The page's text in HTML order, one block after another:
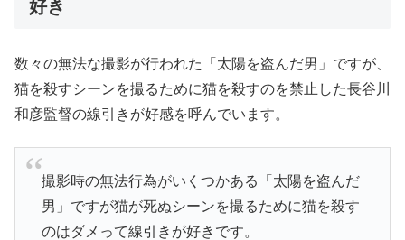
好き
数々の無法な撮影が行われた「太陽を盗んだ男」ですが、
猫を殺すシーンを撮るために猫を殺すのを禁止した長谷川
和彦監督の線引きが好感を呼んでいます。
撮影時の無法行為がいくつかある「太陽を盗んだ
男」ですが猫が死ぬシーンを撮るために猫を殺す
のはダメって線引きが好きです。